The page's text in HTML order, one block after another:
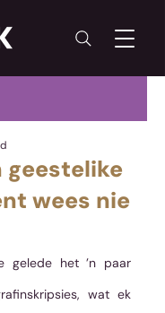
geestelike
wees nie
gelede het ’n paar
wat ek